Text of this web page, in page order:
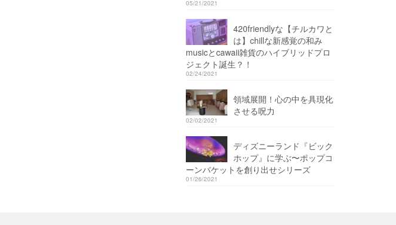
05/21/2021
420friendlyな【チルカワと
は】chillな新感覚の和み
musicとcawaii雑貨のハイブリッドプロ
ジェクト誕生？！
02/24/2021
領域展開！心の中を具現化
させる呪力
02/02/2021
ディズニーランド『ビック
ホップ』に学ぶ〜ポップコ
ーンバケットを創り出せシリーズ
01/26/2021